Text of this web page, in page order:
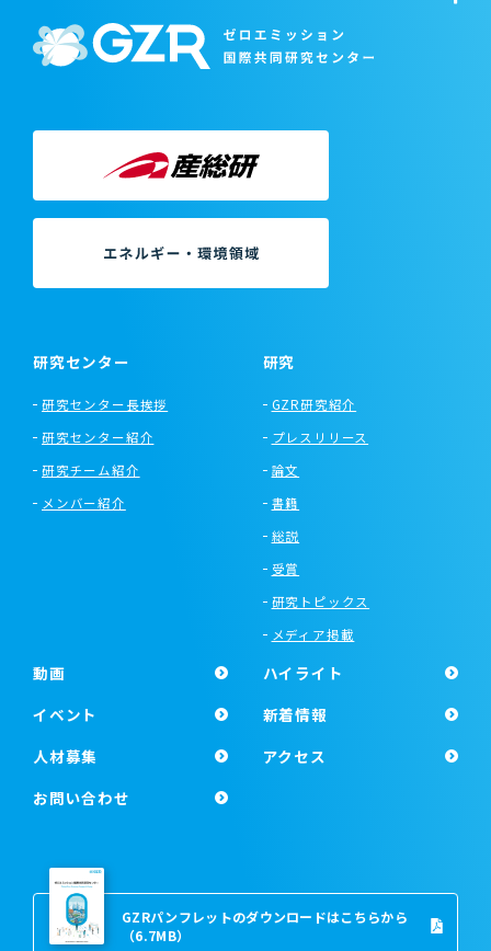
研究センター
研究センター長挨拶
研究センター紹介
研究チーム紹介
メンバー紹介
研究
GZR研究紹介
プレスリリース
論文
書籍
総説
受賞
研究トピックス
メディア掲載
動画
ハイライト
イベント
新着情報
人材募集
アクセス
お問い合わせ
GZRパンフレットのダウンロードはこちらから
（6.7MB）